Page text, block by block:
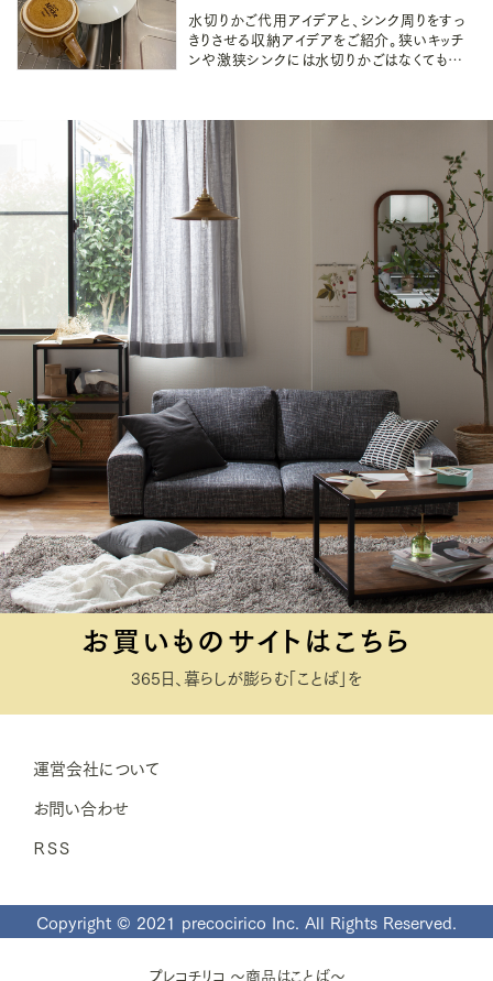
水切りかご代用アイデアと、シンク周りをすっ
きりさせる収納アイデアをご紹介。狭いキッチ
ンや激狭シンクには水切りかごはなくても大
お買いものサイトはこちら
365日、暮らしが膨らむ「ことば」を
運営会社について
お問い合わせ
ＲＳＳ
Copyright © 2021 precocirico Inc. All Rights Reserved.
プレコチリコ ～商品はことば～